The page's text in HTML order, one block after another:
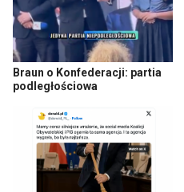
Braun o Konfederacji: partia
podległościowa